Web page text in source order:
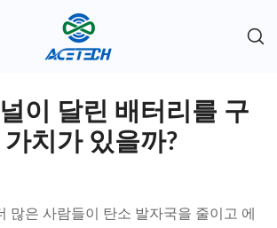
이 달린 배터리를 구
치가 있을까?
많은 사람들이 탄소 발자국을 줄이고 에